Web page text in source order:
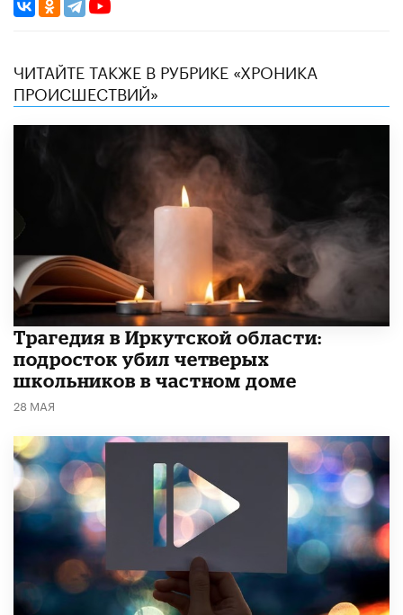
ЧИТАЙТЕ ТАКЖЕ В РУБРИКЕ «ХРОНИКА
ПРОИСШЕСТВИЙ»
Трагедия в Иркутской области:
подросток убил четверых
школьников в частном доме
28 МАЯ